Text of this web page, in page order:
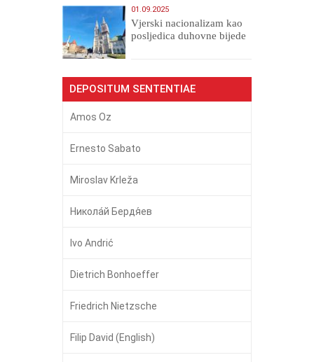
01.09.2025
​Vjerski nacionalizam kao
posljedica duhovne bijede
DEPOSITUM SENTENTIAE
Amos Oz
Ernesto Sabato
Miroslav Krleža
Никола́й Бердя́ев
Ivo Andrić
Dietrich Bonhoeffer
Friedrich Nietzsche
Filip David (English)